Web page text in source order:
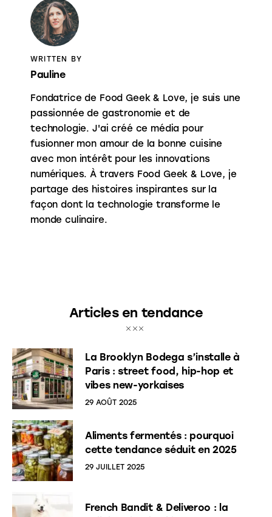
WRITTEN BY
Pauline
Fondatrice de Food Geek & Love, je suis une
passionnée de gastronomie et de
technologie. J'ai créé ce média pour
fusionner mon amour de la bonne cuisine
avec mon intérêt pour les innovations
numériques. À travers Food Geek & Love, je
partage des histoires inspirantes sur la
façon dont la technologie transforme le
monde culinaire.
Articles en tendance
La Brooklyn Bodega s’installe à
Paris : street food, hip-hop et
vibes new-yorkaises
29 AOÛT 2025
Aliments fermentés : pourquoi
cette tendance séduit en 2025
29 JUILLET 2025
French Bandit & Deliveroo : la